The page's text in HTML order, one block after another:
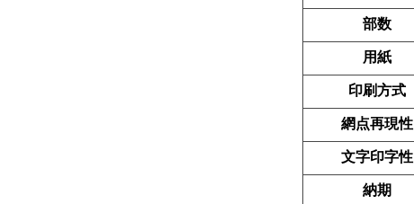
部数
用紙
印刷方式
網点再現性
文字印字性
納期